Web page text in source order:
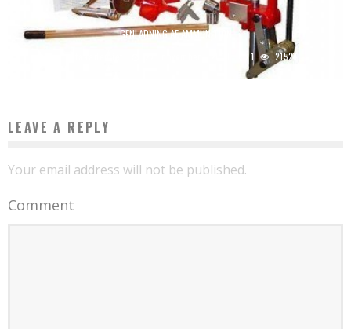
GENLADNING AF AMMUNITION
1 21524
LEAVE A REPLY
Your email address will not be published.
Comment